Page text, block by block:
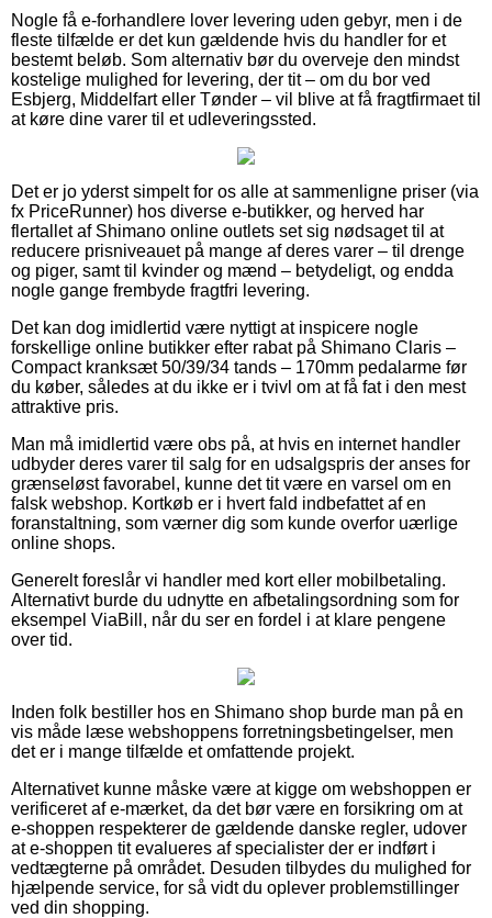
Nogle få e-forhandlere lover levering uden gebyr, men i de
fleste tilfælde er det kun gældende hvis du handler for et
bestemt beløb. Som alternativ bør du overveje den mindst
kostelige mulighed for levering, der tit – om du bor ved
Esbjerg, Middelfart eller Tønder – vil blive at få fragtfirmaet til
at køre dine varer til et udleveringssted.
Det er jo yderst simpelt for os alle at sammenligne priser (via
fx PriceRunner) hos diverse e-butikker, og herved har
flertallet af Shimano online outlets set sig nødsaget til at
reducere prisniveauet på mange af deres varer – til drenge
og piger, samt til kvinder og mænd – betydeligt, og endda
nogle gange frembyde fragtfri levering.
Det kan dog imidlertid være nyttigt at inspicere nogle
forskellige online butikker efter rabat på Shimano Claris –
Compact kranksæt 50/39/34 tands – 170mm pedalarme før
du køber, således at du ikke er i tvivl om at få fat i den mest
attraktive pris.
Man må imidlertid være obs på, at hvis en internet handler
udbyder deres varer til salg for en udsalgspris der anses for
grænseløst favorabel, kunne det tit være en varsel om en
falsk webshop. Kortkøb er i hvert fald indbefattet af en
foranstaltning, som værner dig som kunde overfor uærlige
online shops.
Generelt foreslår vi handler med kort eller mobilbetaling.
Alternativt burde du udnytte en afbetalingsordning som for
eksempel ViaBill, når du ser en fordel i at klare pengene
over tid.
Inden folk bestiller hos en Shimano shop burde man på en
vis måde læse webshoppens forretningsbetingelser, men
det er i mange tilfælde et omfattende projekt.
Alternativet kunne måske være at kigge om webshoppen er
verificeret af e-mærket, da det bør være en forsikring om at
e-shoppen respekterer de gældende danske regler, udover
at e-shoppen tit evalueres af specialister der er indført i
vedtægterne på området. Desuden tilbydes du mulighed for
hjælpende service, for så vidt du oplever problemstillinger
ved din shopping.